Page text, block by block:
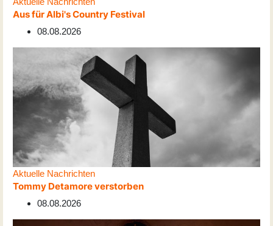
Aus für Albi's Country Festival
08.08.2026
Aktuelle Nachrichten
Tommy Detamore verstorben
08.08.2026